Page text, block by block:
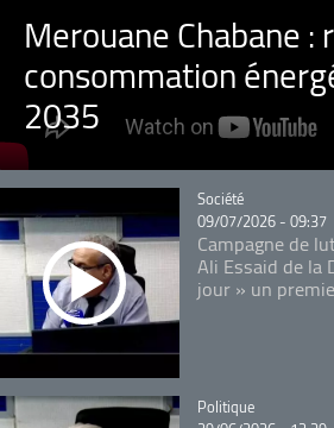
Merouane Chabane :
consommation
2035
Catégorie
Société
09/07/2026 - 09:37
Campagne de
Ali Essaid de la
jour » un
Catégorie
Politique